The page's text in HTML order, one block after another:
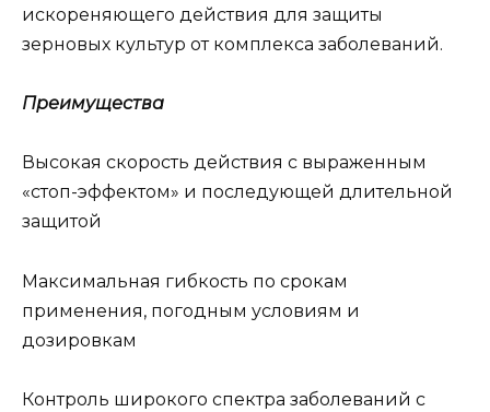
искореняющего действия для защиты
зерновых культур от комплекса заболеваний.
Преимущества
Высокая скорость действия с выраженным
«стоп-эффектом» и последующей длительной
защитой
Максимальная гибкость по срокам
применения, погодным условиям и
дозировкам
Контроль широкого спектра заболеваний с